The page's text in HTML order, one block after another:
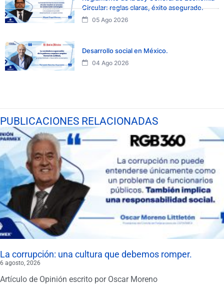
Circular: reglas claras, éxito asegurado.
05 Ago 2026
Desarrollo social en México.
04 Ago 2026
PUBLICACIONES RELACIONADAS
La corrupción: una cultura que debemos romper.
6 agosto, 2026
Artículo de Opinión escrito por Oscar Moreno